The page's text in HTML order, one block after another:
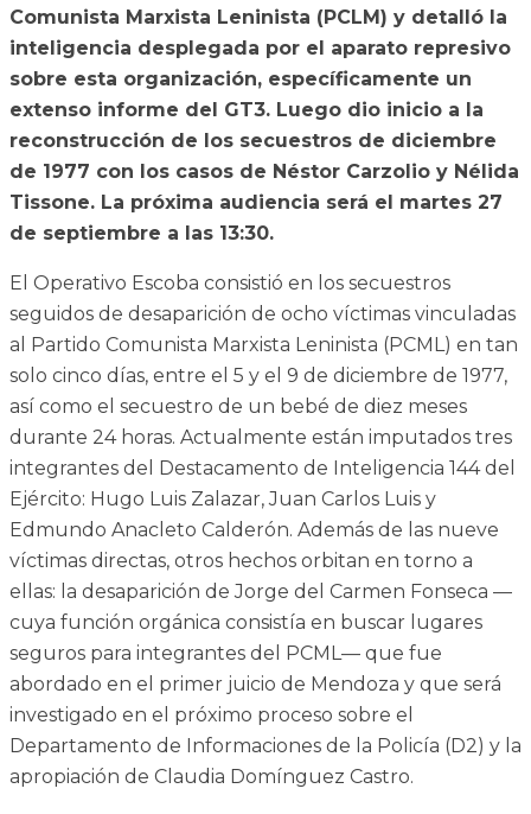
Comunista Marxista Leninista (PCLM) y detalló la
inteligencia desplegada por el aparato represivo
sobre esta organización, específicamente un
extenso informe del GT3. Luego dio inicio a la
reconstrucción de los secuestros de diciembre
de 1977 con los casos de Néstor Carzolio y Nélida
Tissone. La próxima audiencia será el martes 27
de septiembre a las 13:30.
El Operativo Escoba consistió en los secuestros
seguidos de desaparición de ocho víctimas vinculadas
al Partido Comunista Marxista Leninista (PCML) en tan
solo cinco días, entre el 5 y el 9 de diciembre de 1977,
así como el secuestro de un bebé de diez meses
durante 24 horas. Actualmente están imputados tres
integrantes del Destacamento de Inteligencia 144 del
Ejército: Hugo Luis Zalazar, Juan Carlos Luis y
Edmundo Anacleto Calderón. Además de las nueve
víctimas directas, otros hechos orbitan en torno a
ellas: la desaparición de Jorge del Carmen Fonseca —
cuya función orgánica consistía en buscar lugares
seguros para integrantes del PCML— que fue
abordado en el primer juicio de Mendoza y que será
investigado en el próximo proceso sobre el
Departamento de Informaciones de la Policía (D2) y la
apropiación de Claudia Domínguez Castro.